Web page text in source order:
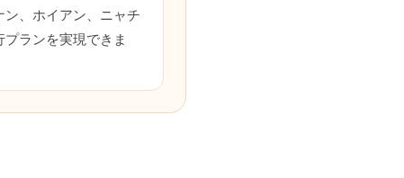
、ホイアン、ニャチ
ランを実現できま